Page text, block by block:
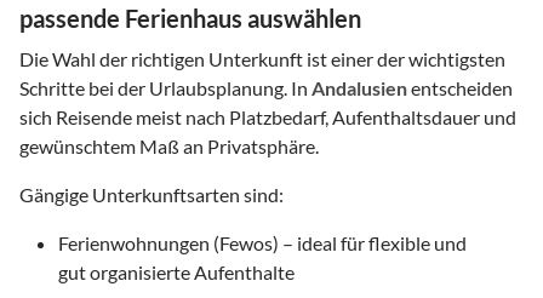
passende Ferienhaus auswählen
Die Wahl der richtigen Unterkunft ist einer der wichtigsten
Schritte bei der Urlaubsplanung. In Andalusienentscheiden
sich Reisende meist nach Platzbedarf, Aufenthaltsdauer und
gewünschtem Maß an Privatsphäre.
Gängige Unterkunftsarten sind:
Ferienwohnungen (Fewos) – ideal für flexible und
gut organisierte Aufenthalte